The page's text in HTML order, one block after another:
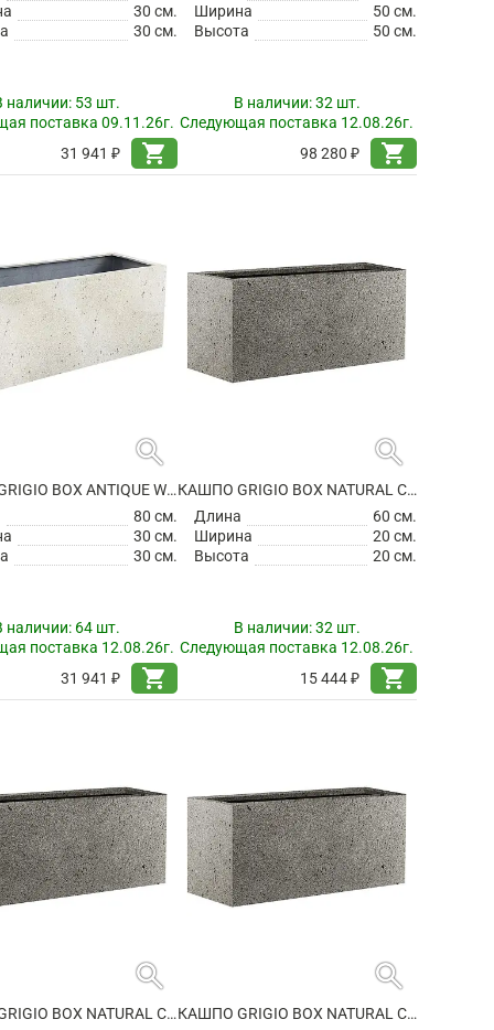
30 см.
30 см.
наличии: 53 шт.
поставка 09.11.26г.
31 941 ₽
shopping_cart
Ширина
50 см.
Высота
50 см.
В наличии:32 шт.
Следующая поставка 12.08.26г.
98 280 ₽
shopping_cart
search
КАШПО GRIGIO BOX ANTIQUE WHITE
80 см.
30 см.
30 см.
наличии: 64 шт.
поставка 12.08.26г.
31 941 ₽
shopping_cart
search
КАШПО GRIGIO BOX NATURAL CONCRETE
Длина
60 см.
Ширина
20 см.
Высота
20 см.
В наличии:32 шт.
Следующая поставка 12.08.26г.
15 444 ₽
shopping_cart
search
КАШПО GRIGIO BOX NATURAL CONCRETE
search
КАШПО GRIGIO BOX NATURAL CONCRETE